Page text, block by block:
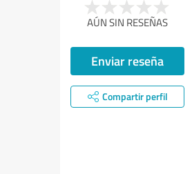
AÚN SIN RESEÑAS
Enviar reseña
Compartir perfil